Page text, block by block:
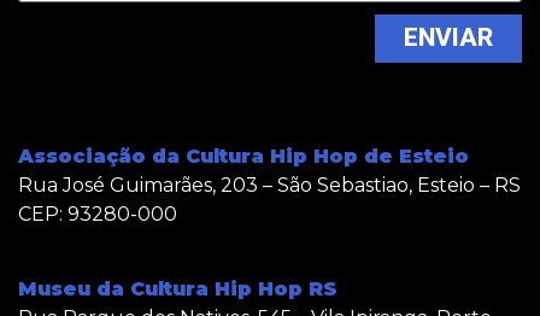
ENVIAR
Associação da Cultura Hip Hop de Esteio
Rua José Guimarães, 203 – São Sebastiao, Esteio – RS
CEP: 93280-000
Museu da Cultura Hip Hop RS